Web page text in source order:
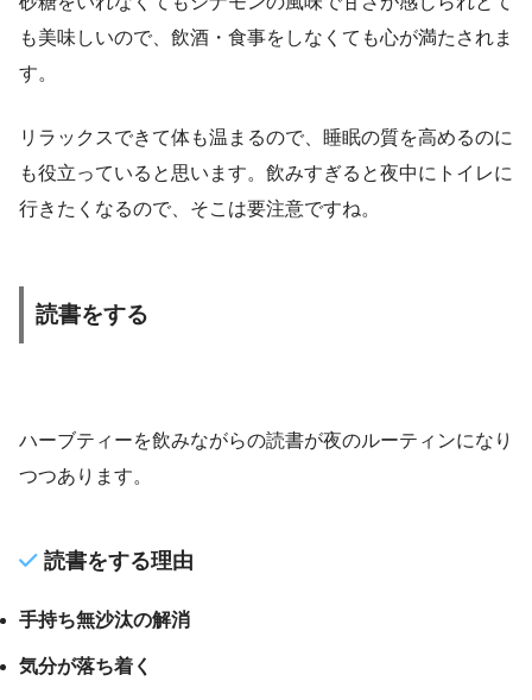
も美味しいので、飲酒・食事をしなくても心が満たされま
す。
リラックスできて体も温まるので、睡眠の質を高めるのに
も役立っていると思います。飲みすぎると夜中にトイレに
行きたくなるので、そこは要注意ですね。
読書をする
ハーブティーを飲みながらの読書が夜のルーティンになり
つつあります。
読書をする理由
手持ち無沙汰の解消
気分が落ち着く